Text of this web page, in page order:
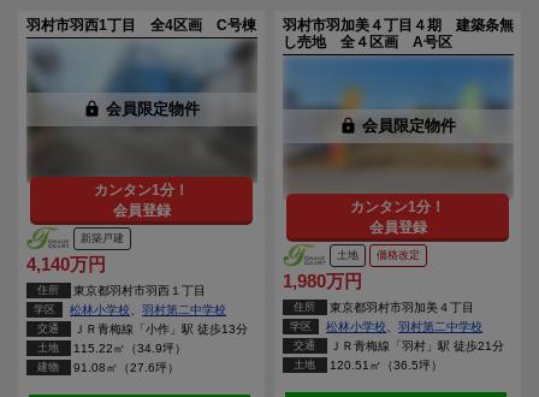
羽村市羽西1丁目 全4区画 C号棟
lock 会員限定物件
カンタン1分！
会員登録
新築戸建
4,140万円
住所 東京都羽村市羽西１丁目
学区 松林小学校 、羽村第二中学校
交通 ＪＲ青梅線「小作」駅 徒歩13分
土地 115.22㎡（34.9坪）
建物 91.08㎡（27.6坪）
羽村市羽加美４丁目４期 建築条無
し売地 全４区画 A号区
lock 会員限定物件
カンタン1分！
会員登録
土地 価格改定
1,980万円
住所 東京都羽村市羽加美４丁目
学区 松林小学校 、羽村第二中学校
交通 ＪＲ青梅線「羽村」駅 徒歩21分
土地 120.51㎡（36.5坪）